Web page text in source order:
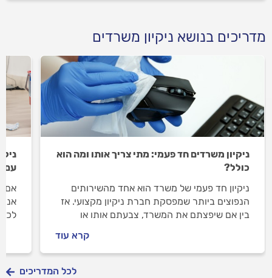
מדריכים בנושא ניקיון משרדים
ניקיון משרדים חד פעמי: מתי צריך אותו ומה הוא
כולל?
ניקיון חד פעמי של משרד הוא אחד מהשירותים
הנפוצים ביותר שמפסקת חברת ניקיון מקצועי. אז
בין אם שיפצתם את המשרד, צבעתם אותו או
קרא עוד
עם
אם
על
לכל המדריכים